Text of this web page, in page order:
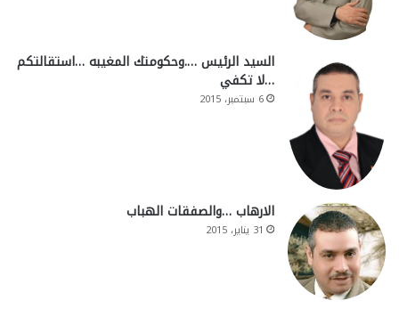
السيد الرئيس ….وحكومتك المغيبه …استقالتكم
…لا تكفي
6 سبتمبر، 2015
الارهاب …والصفقات الهباب
31 يناير، 2015